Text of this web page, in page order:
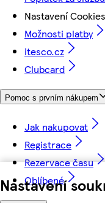
Nastavení
Nastavení Cookies
Možnosti platby
itesco.cz
Clubcard
Pomoc s prvním nákupem
Jak nakupovat
Registrace
Rezervace času
Oblíbené